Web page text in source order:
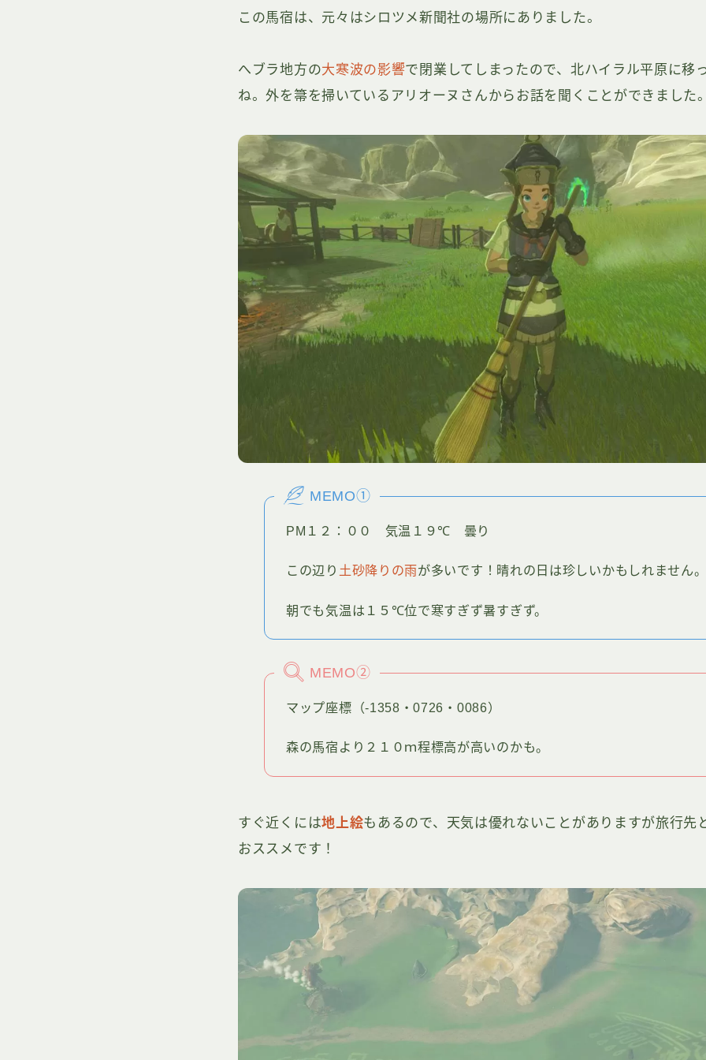
この馬宿は、元々はシロツメ新聞社の場所にありました。
へブラ地方の大寒波の影響で閉業してしまったので、北ハイラル平原に移
ね。外を箒を掃いているアリオーヌさんからお話を聞くことができました
MEMO①
PM１２：００ 気温１９℃ 曇り
この辺り 土砂降りの雨が多いです！晴れの日は珍しいかもしれません
朝でも気温は１５℃位で寒すぎず暑すぎず。
MEMO②
マップ座標（-1358・0726・0086）
森の馬宿より２１０ｍ程標高が高いのかも。
すぐ近くには地上絵もあるので、天気は優れないことがありますが旅行先
おススメです！